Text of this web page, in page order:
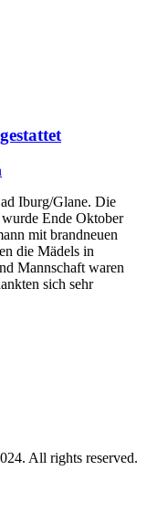
Iburg/Glane. Die
Ende Oktober
mit brandneuen
die Mädels in
Mannschaft waren
sich sehr
All rights reserved.